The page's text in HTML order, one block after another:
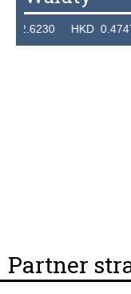
HKD 0.4747
Partner